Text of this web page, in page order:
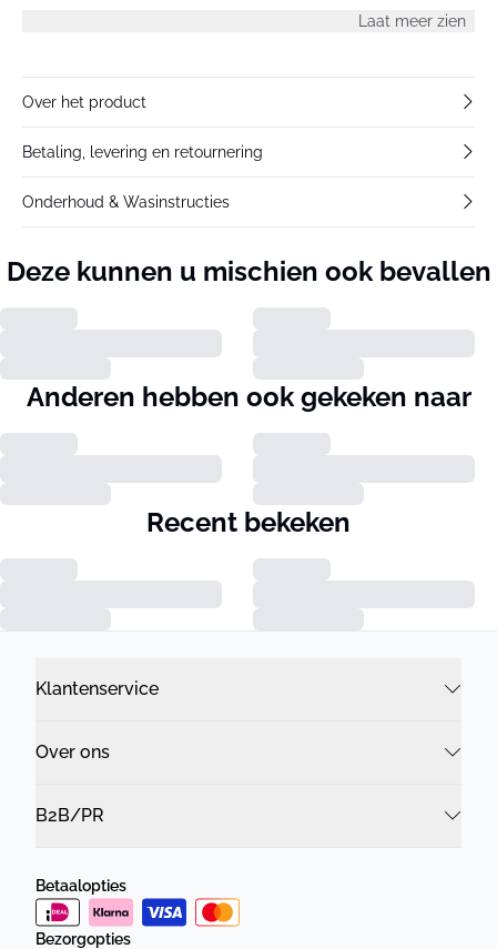
Laat meer zien
Over het product
Betaling, levering en retournering
Onderhoud & Wasinstructies
Deze kunnen u mischien ook bevallen
Anderen hebben ook gekeken naar
Recent bekeken
Klantenservice
Over ons
B2B/PR
Betaalopties
Bezorgopties